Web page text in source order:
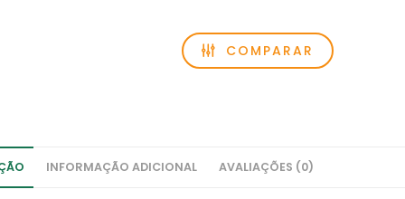
COMPARAR
INFORMAÇÃO ADICIONAL AVALIAÇÕES (0)